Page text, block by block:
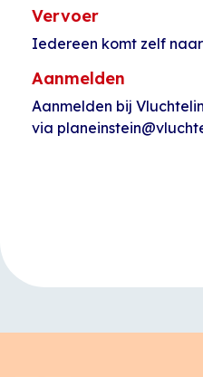
Vervoer
Iedereen komt zelf
Aanmelden
Aanmelden bij
via